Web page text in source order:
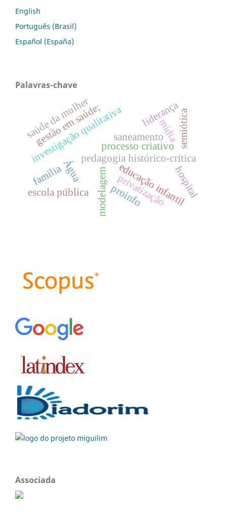
English
Português (Brasil)
Español (España)
Palavras-chave
investigação qualitativasaneamento
pedagogia histórico-crítica
educação infantil
processo criativo
modelagem privatização
Água
gestão em saúde; mídia
proinfo
escola pública
saúde da mulher liderança
hospital
semiótica
família
Associada